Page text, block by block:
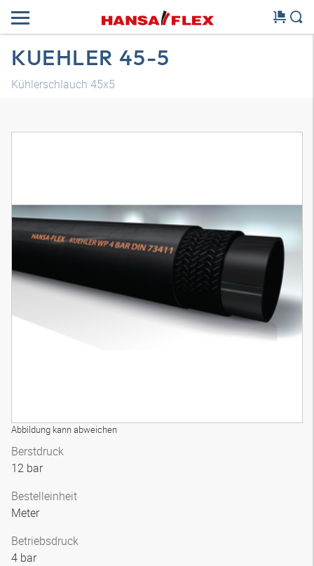
KUEHLER 45-5
Kühlerschlauch 45x5
Abbildung kann abweichen
Berstdruck
12 bar
Bestelleinheit
Meter
Betriebsdruck
4 bar